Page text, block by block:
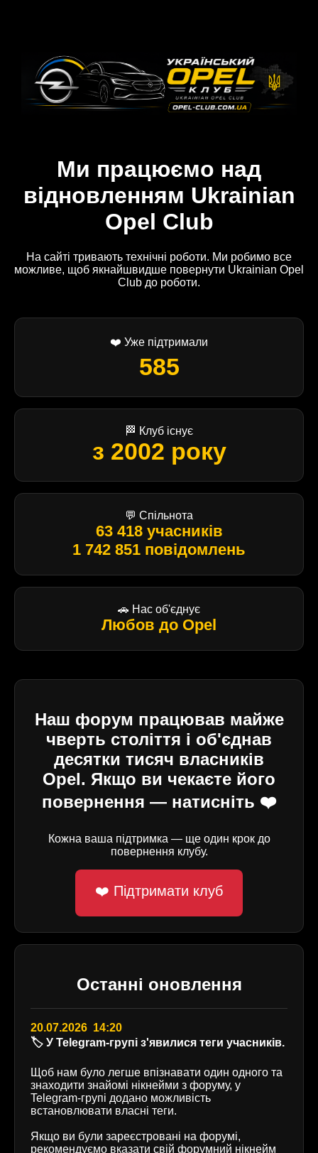
Ми працюємо над
відновленням Ukrainian
Opel Club
На сайті тривають технічні роботи. Ми робимо все
можливе, щоб якнайшвидше повернути Ukrainian Opel
Club до роботи.
❤️ Уже підтримали
585
🏁 Клуб існує
з 2002 року
💬 Спільнота
63 418 учасників
1 742 851 повідомлень
🚗 Нас об'єднує
Любов до Opel
Наш форум працював майже
чверть століття і об'єднав
десятки тисяч власників
Opel. Якщо ви чекаєте його
повернення — натисніть ❤️
Кожна ваша підтримка — ще один крок до
повернення клубу.
❤️ Підтримати клуб
Останні оновлення
20.07.2026 14:20
🏷️ У Telegram-групі з'явилися теги учасників.
Щоб нам було легше впізнавати один одного та
знаходити знайомі нікнейми з форуму, у
Telegram-групі додано можливість
встановлювати власні теги.
Якщо ви були зареєстровані на форумі,
рекомендуємо вказати свій форумний нікнейм